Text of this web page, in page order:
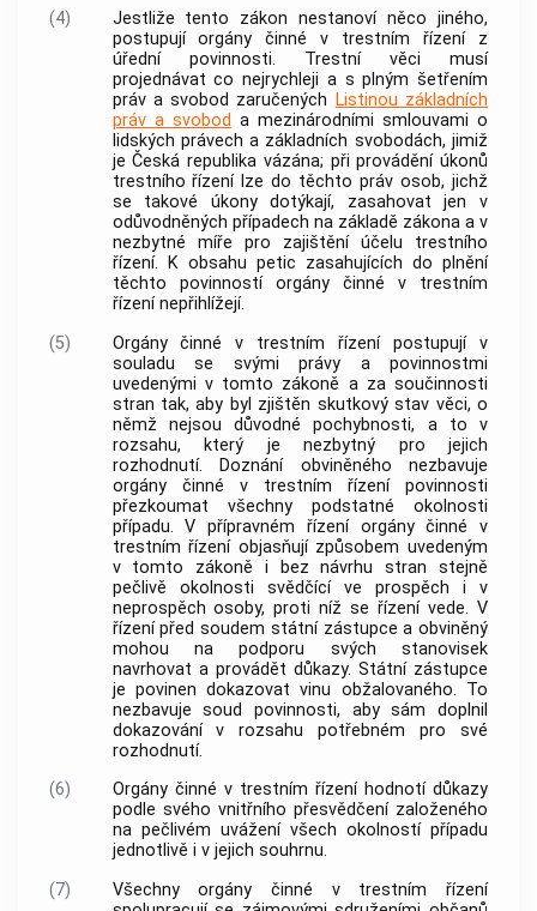
(4)
Jestliže tento zákon nestanoví něco jiného,
postupujíorgány činné v trestním řízení z
úřední povinnosti. Trestní věci musí
projednávat co nejrychleji a s plným šetřením
práv a svobod zaručených Listinou základních
práv a svobod a mezinárodními smlouvami o
lidských právech a základních svobodách, jimiž
je Česká republika vázána; při provádění úkonů
trestního řízení lze do těchto práv osob, jichž
se takové úkony dotýkají, zasahovat jen v
odůvodněných případech na základě zákona a v
nezbytné míře pro zajištění účelu trestního
řízení. K obsahu petic zasahujících do plnění
těchto povinností orgány činné v trestním
řízenínepřihlížejí.
(5)
Orgány činné v trestním řízenípostupují v
souladu se svými právy a povinnostmi
uvedenými v tomto zákoně a za součinnosti
stran tak, aby byl zjištěn skutkový stav věci, o
němž nejsou důvodné pochybnosti, a to v
rozsahu, který je nezbytný pro jejich
rozhodnutí. Doznání obviněného nezbavuje
orgány činné v trestním řízenípovinnosti
přezkoumat všechny podstatné okolnosti
případu. V přípravném řízení orgány činné v
trestním řízeníobjasňují způsobem uvedeným
v tomto zákoně i bez návrhustran stejně
pečlivě okolnosti svědčící ve prospěch i v
neprospěch osoby, proti níž se řízení vede. V
řízení před soudem státní zástupce a obviněný
mohou na podporu svých stanovisek
navrhovat a provádět důkazy. Státní zástupce
je povinen dokazovat vinu obžalovaného. To
nezbavuje soud povinnosti, aby sám doplnil
dokazování v rozsahu potřebném pro své
rozhodnutí.
(6)
Orgány činné v trestním řízení hodnotí důkazy
podle svého vnitřního přesvědčení založeného
na pečlivém uvážení všech okolností případu
jednotlivě i v jejich souhrnu.
(7)
Všechnyorgány činné v trestním řízení